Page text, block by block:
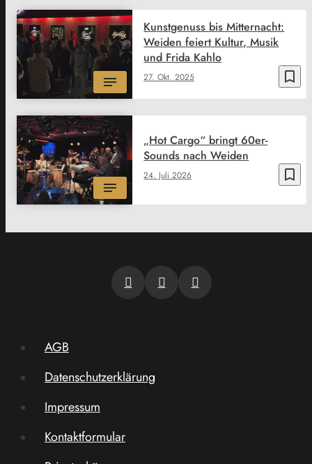
bookmark_border
27. Okt. 2025
Kunstgenuss bis Mitternacht:
Weiden feiert Kultur, Musik
und Frida Kahlo
bookmark_border
24. Juli 2026
„Hot Cargo“ bringt 60er-
Sounds nach Weiden
AGB
Datenschutzerklärung
Impressum
Kontaktformular